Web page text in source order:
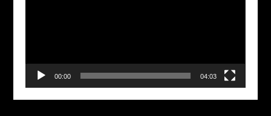
00:00 04:03